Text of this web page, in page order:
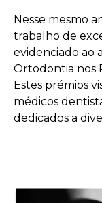
Nesse mesmo
trabalho de
evidenciado ao
Ortodontia nos
Estes prémios
médicos
dedicados a